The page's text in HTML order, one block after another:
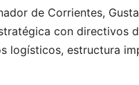
de Corrientes,
con directivos
logísticos, estructura